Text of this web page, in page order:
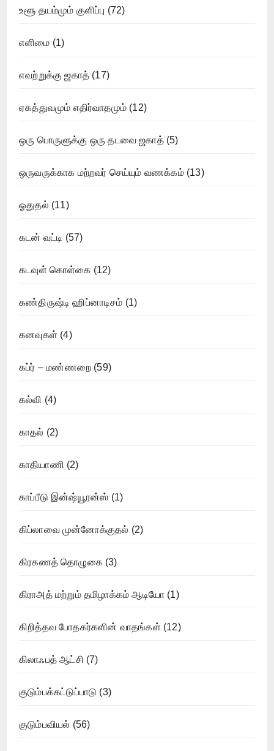
உளூ தயம்மும் குளிப்பு (72)
எளிமை (1)
எவற்றுக்கு ஜகாத் (17)
ஏகத்துவமும் எதிர்வாதமும் (12)
ஒரு பொருளுக்கு ஒரு தடவை ஜகாத்(5)
ஒருவருக்காக மற்றவர் செய்யும் வணக்கம்(13)
ஓதுதல் (11)
கடன் வட்டி (57)
கடவுள் கொள்கை (12)
கண்திருஷ்டி ஹிப்னாடிசம் (1)
கனவுகள் (4)
கப்ர் – மண்ணறை (59)
கல்வி (4)
காதல் (2)
காதியாணி (2)
காப்பீடு இன்ஷ்யூரன்ஸ் (1)
கிப்லாவை முன்னோக்குதல் (2)
கிரகணத் தொழுகை(3)
கிராஅத் மற்றும் தமிழாக்கம் ஆடியோ (1)
கிறித்தவ போதகர்களின் வாதங்கள் (12)
கிலாஃபத் ஆட்சி (7)
குடும்பக்கட்டுப்பாடு (3)
குடும்பவியல் (56)